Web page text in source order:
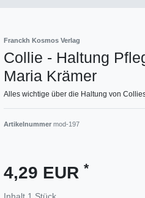
Franckh Kosmos Verlag
Collie - Haltung
Maria Krämer
Alles wichtige über die Haltung von
Artikelnummer mod-197
4,29 EUR *